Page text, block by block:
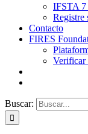
IFSTA 7
Registre
Contacto
FIRES
Verificar
Buscar: